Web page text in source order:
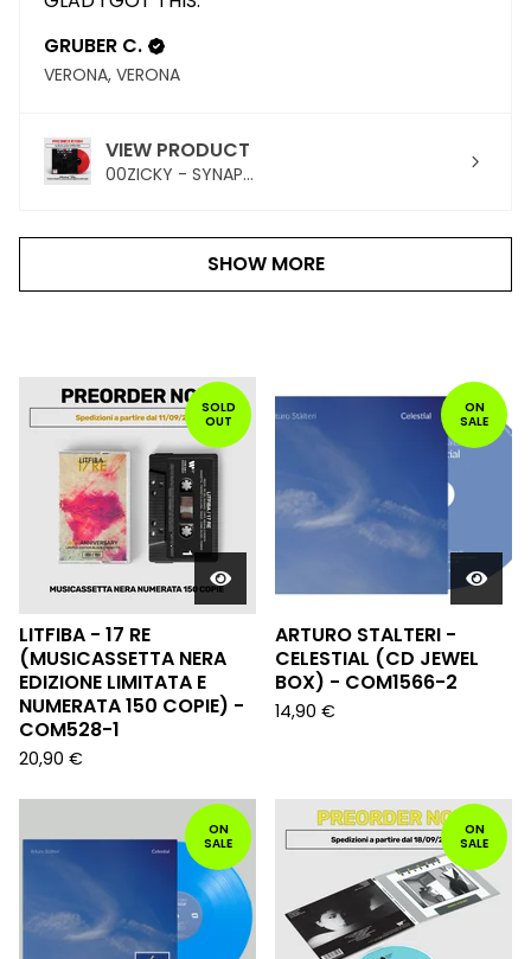
GRUBER C.
VERONA, VERONA
VIEW PRODUCT
00ZICKY - SYNAP...
SHOW MORE
PRODOTTI
IN
PRIMO
PIANO
SOLD
OUT
LITFIBA - 17 RE
(MUSICASSETTA NERA
EDIZIONE LIMITATA E
NUMERATA 150 COPIE) -
COM528-1
20,90 €
ON
SALE
ARTURO STALTERI -
CELESTIAL (CD JEWEL
BOX) - COM1566-2
14,90 €
ON
SALE
ON
SALE